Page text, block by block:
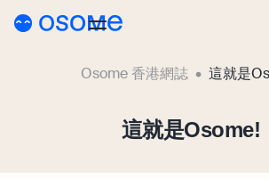
博客
Osome 香港網誌 這就是
這就是Osome!